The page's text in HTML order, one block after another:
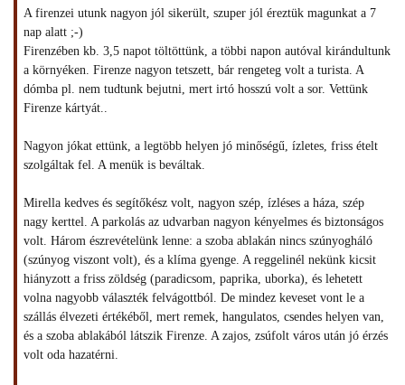
A firenzei utunk nagyon jól sikerült, szuper jól éreztük magunkat a 7
nap alatt ;-)
Firenzében kb. 3,5 napot töltöttünk, a többi napon autóval kirándultunk
a környéken. Firenze nagyon tetszett, bár rengeteg volt a turista. A
dómba pl. nem tudtunk bejutni, mert irtó hosszú volt a sor. Vettünk
Firenze kártyát..
Nagyon jókat ettünk, a legtöbb helyen jó minőségű, ízletes, friss ételt
szolgáltak fel. A menük is beváltak.
Mirella kedves és segítőkész volt, nagyon szép, ízléses a háza, szép
nagy kerttel. A parkolás az udvarban nagyon kényelmes és biztonságos
volt. Három észrevételünk lenne: a szoba ablakán nincs szúnyogháló
(szúnyog viszont volt), és a klíma gyenge. A reggelinél nekünk kicsit
hiányzott a friss zöldség (paradicsom, paprika, uborka), és lehetett
volna nagyobb választék felvágottból. De mindez keveset vont le a
szállás élvezeti értékéből, mert remek, hangulatos, csendes helyen van,
és a szoba ablakából látszik Firenze. A zajos, zsúfolt város után jó érzés
volt oda hazatérni.